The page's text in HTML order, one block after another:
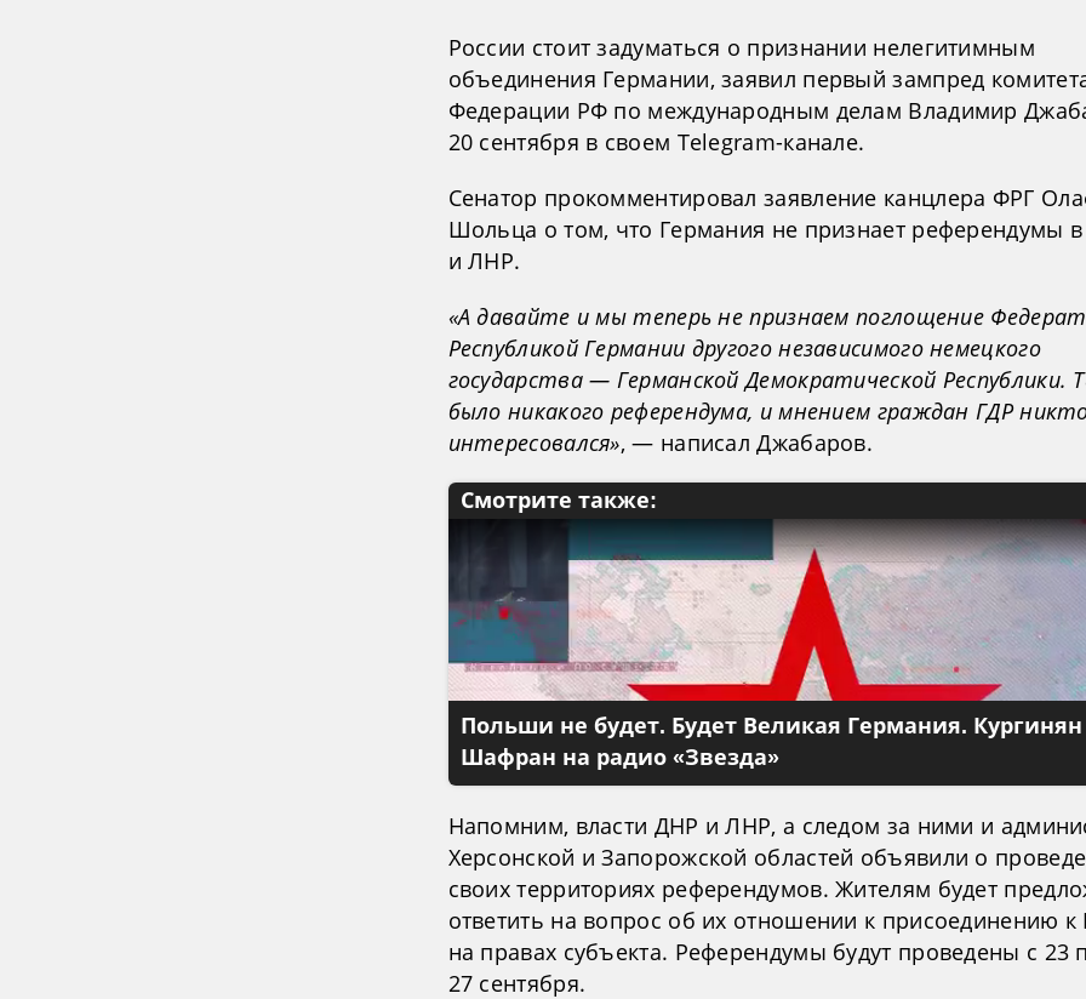
России стоит задуматься о признании нелегитимным
объединения Германии, заявил первый зампред
Федерации РФ по международным делам Владимир
20 сентября в своем Telegram-канале.
Сенатор прокомментировал заявление канцлера ФРГ
Шольца о том, что Германия не признает референдумы
и ЛНР.
«А давайте и мы теперь не признаем поглощение
Республикой Германии другого независимого немецкого
государства — Германской Демократической Республики.
было никакого референдума, и мнением граждан ГДР
интересовался», — написал Джабаров.
Смотрите также:
Польши не будет. Будет Великая Германия.
Шафран на радио «Звезда»
Напомним, власти ДНР и ЛНР, а следом за ними и
Херсонской и Запорожской областей объявили о
своих территориях референдумов. Жителям будет
ответить на вопрос об их отношении к присоединению к
на правах субъекта. Референдумы будут проведены с 23
27 сентября.